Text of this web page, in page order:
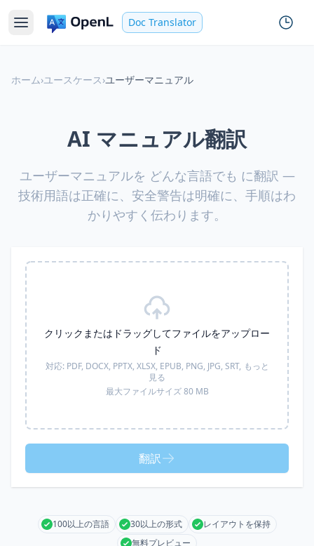
Doc Translator
ホーム›ユースケース›ユーザーマニュアル
AI マニュアル翻訳
ユーザーマニュアルを どんな言語でも に翻訳 —
技術用語は正確に、安全警告は明確に、手順はわ
かりやすく伝わります。
クリックまたはドラッグしてファイルをアップロー
ド
対応: PDF, DOCX, PPTX, XLSX, EPUB, PNG, JPG, SRT, もっと
見る
最大ファイルサイズ 80 MB
翻訳
100以上の言語 30以上の形式
レイアウトを保持
無料プレビュー